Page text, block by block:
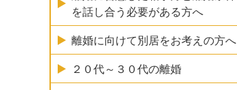
を話し合う必要がある方へ
離婚に向けて別居をお考えの方へ
２０代～３０代の離婚